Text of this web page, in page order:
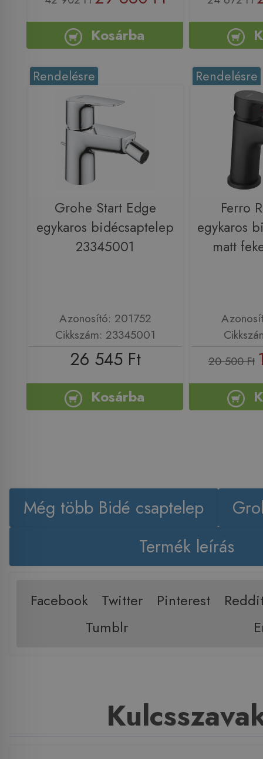
Kosárba
Rendelésre
Grohe Start Edge
egykaros bidécsaptelep
23345001
Azonosító: 201752
Cikkszám: 23345001
26 545 Ft
Kosárba
Rendelésre
Ferro
egykaros
matt
20 500 Ft
Még több Bidé csaptelep
Termék leírás
Facebook Twitter Pinterest
Tumblr